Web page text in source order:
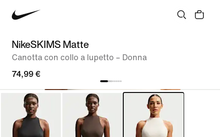
NikeSKIMS Matte
Canotta con collo a lupetto – Donna
74,99 €